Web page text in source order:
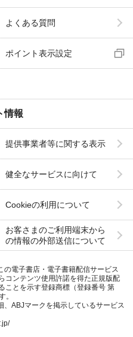
よくある質問
ポイント表示設定
情報
提供事業者等に関する表示
健全なサービスに向けて
Cookieの利用について
お客さまのご利用端末から
の情報の外部送信について
の電子書店・電子書籍配信サービス
コンテンツ使用許諾を得た正規版配
ことを示す登録商標（登録番号 第
。
、ABJマークを掲示しているサービス